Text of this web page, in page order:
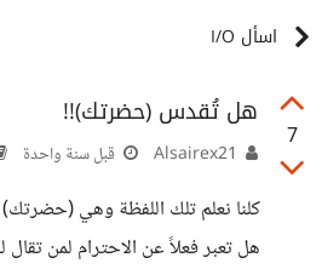
اسأل I/O
7
هل تُقدس (حضرتك)!!
قبل سنة واحدة
كلنا نعلم تلك اللفظة وهي (حضرتك)
هل تعبر فعلاً عن الاحترام لمن